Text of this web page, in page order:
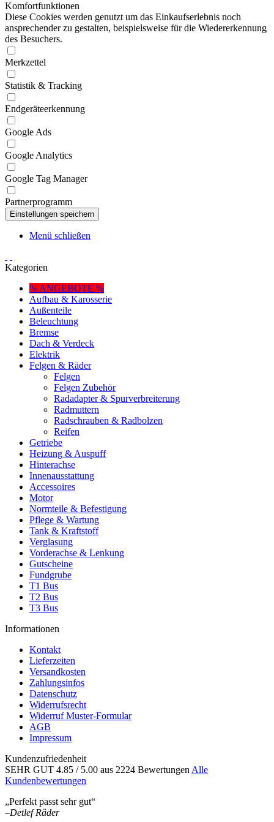
Komfortfunktionen
Diese Cookies werden genutzt um das Einkaufserlebnis noch
ansprechender zu gestalten, beispielsweise für die Wiedererkennung
des Besuchers.
Merkzettel
Statistik & Tracking
Endgeräteerkennung
Google Ads
Google Analytics
Google Tag Manager
Partnerprogramm
Menü schließen
Kategorien
% ANGEBOTE %
Aufbau & Karosserie
Außenteile
Beleuchtung
Bremse
Dach & Verdeck
Elektrik
Felgen & Räder
Felgen
Felgen Zubehör
Radadapter & Spurverbreiterung
Radmuttern
Radschrauben & Radbolzen
Reifen
Getriebe
Heizung & Auspuff
Hinterachse
Innenausstattung
Accessoires
Motor
Normteile & Befestigung
Pflege & Wartung
Tank & Kraftstoff
Verglasung
Vorderachse & Lenkung
Gutscheine
Fundgrube
T1 Bus
T2 Bus
T3 Bus
Informationen
Kontakt
Lieferzeiten
Versandkosten
Zahlungsinfos
Datenschutz
Widerrufsrecht
Widerruf Muster-Formular
AGB
Impressum
Kundenzufriedenheit
SEHR GUT 4.85 / 5.00 aus 2224 Bewertungen Alle
Kundenbewertungen
„Perfekt passt sehr gut“
–Detlef Räder